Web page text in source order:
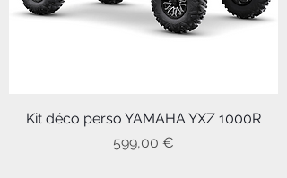
Kit déco perso YAMAHA YXZ 1000R
Prix
599,00 €